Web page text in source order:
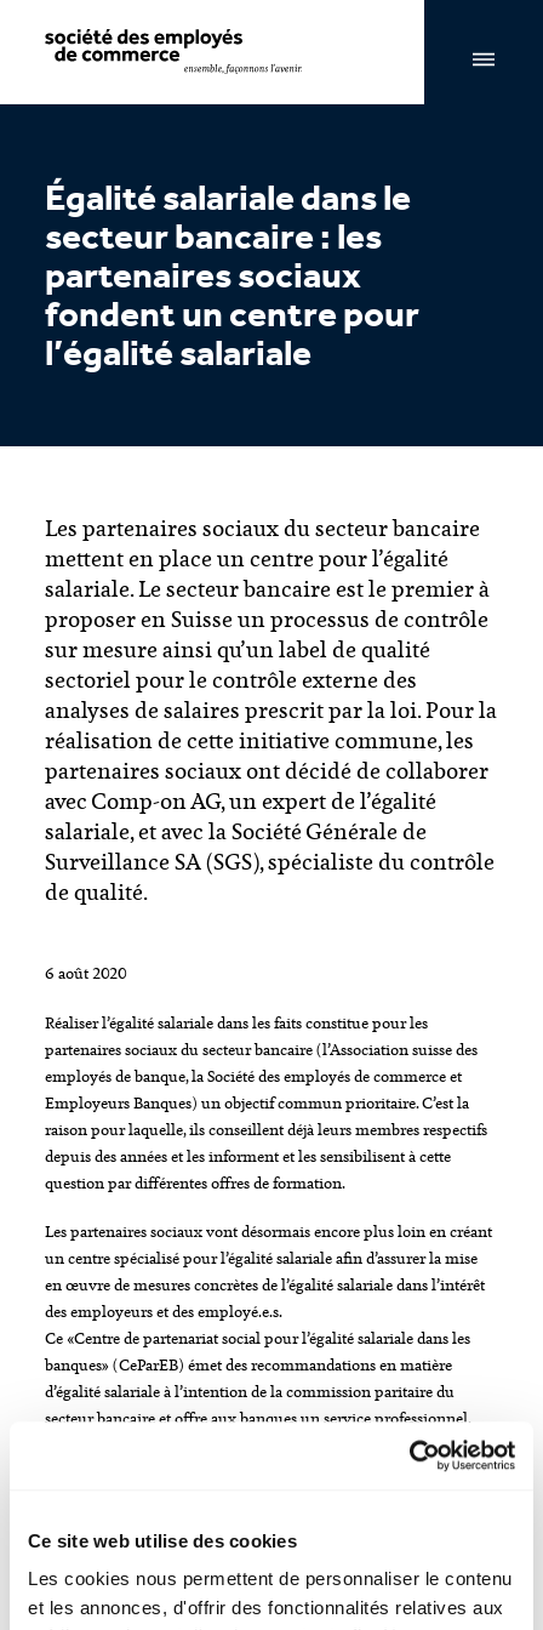
Ce site web utilise des cookies
Les cookies nous permettent de personnaliser le contenu
et les annonces, d'offrir des fonctionnalités relatives aux
Égalité salariale dans le
secteur bancaire : les
partenaires sociaux
fondent un centre pour
l’égalité salariale
Les partenaires sociaux du secteur bancaire
mettent en place un centre pour l’égalité
salariale. Le secteur bancaire est le premier à
proposer en Suisse un processus de contrôle
sur mesure ainsi qu’un label de qualité
sectoriel pour le contrôle externe des
analyses de salaires prescrit par la loi. Pour la
réalisation de cette initiative commune, les
partenaires sociaux ont décidé de collaborer
avec Comp-on AG, un expert de l’égalité
salariale, et avec la Société Générale de
Surveillance SA (SGS), spécialiste du contrôle
de qualité.
6 août 2020
Réaliser l’égalité salariale dans les faits constitue pour les
partenaires sociaux du secteur bancaire (l’Association suisse des
employés de banque, la Société des employés de commerce et
Employeurs Banques) un objectif commun prioritaire. C’est la
raison pour laquelle, ils conseillent déjà leurs membres respectifs
depuis des années et les informent et les sensibilisent à cette
question par différentes offres de formation.
Les partenaires sociaux vont désormais encore plus loin en créant
un centre spécialisé pour l’égalité salariale afin d’assurer la mise
en œuvre de mesures concrètes de l’égalité salariale dans l’intérêt
des employeurs et des employé.e.s.
Ce «Centre de partenariat social pour l’égalité salariale dans les
banques» (CeParEB) émet des recommandations en matière
d’égalité salariale à l’intention de la commission paritaire du
secteur bancaire et offre aux banques un service professionnel.
Par ailleurs, les partenaires sociaux du secteur bancaire ont
entreprises de plus de 100 employé.e.s et rend obligatoire une
analyse interne des salaires ainsi que le contrôle des résultats par
un organisme externe. Les partenaires sociaux proposent une